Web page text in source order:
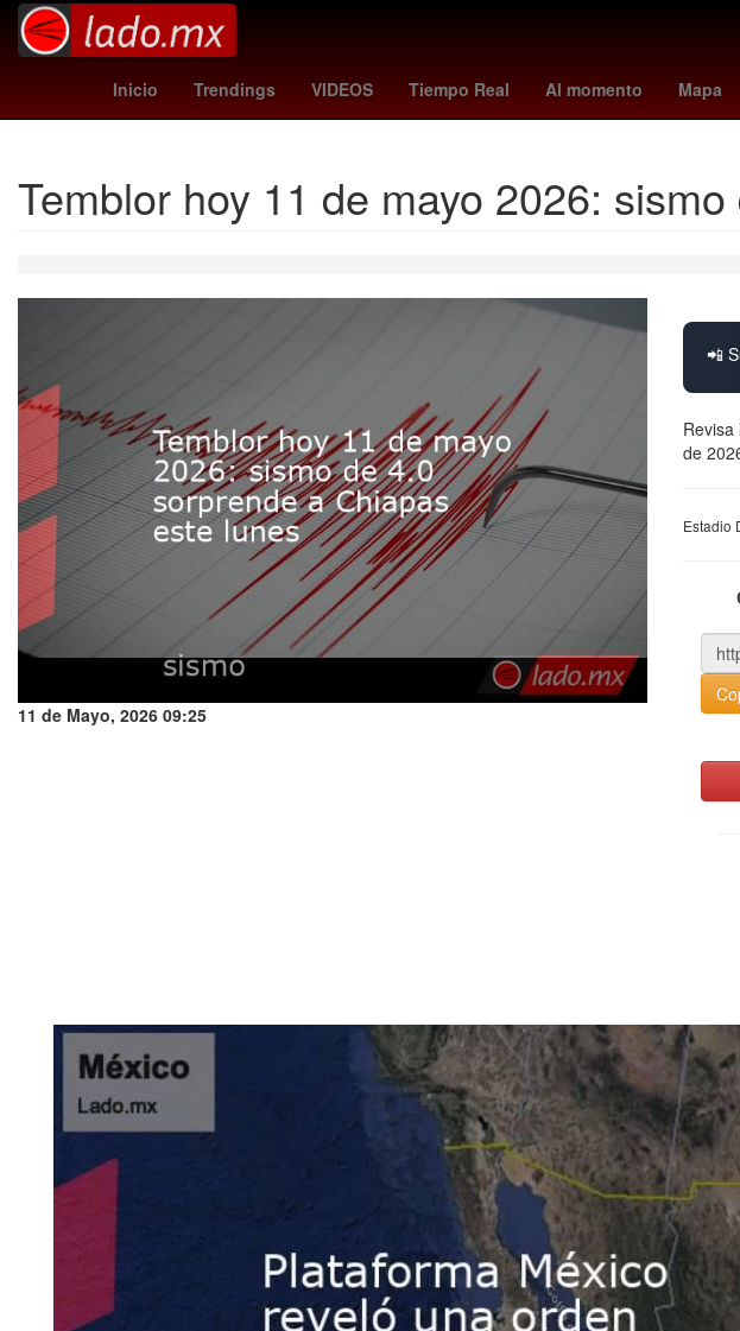
Inicio Trendings VIDEOS Tiempo Real Al momento Mapa
andré jardine tabla general liga mx 2026 arsenal vs Rosario
Temblor hoy 11 de mayo 2026:
11 de Mayo, 2026 09:25
📲
de
Estadio